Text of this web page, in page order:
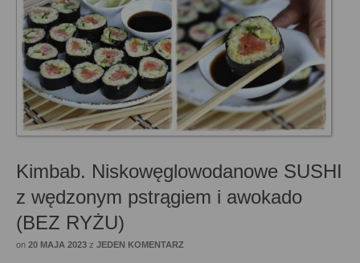
Kimbab. Niskowęglowodanowe SUSHI
z wędzonym pstrągiem i awokado
(BEZ RYŻU)
on 20 MAJA 2023 z JEDEN KOMENTARZ